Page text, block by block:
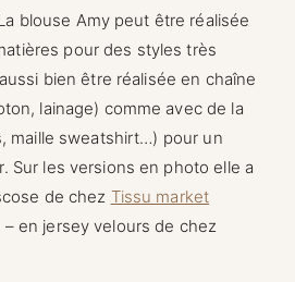
blouse Amy peut être réalisée
pour des styles très
bien être réalisée en chaîne
lainage) comme avec de la
maille sweatshirt…) pour un
Sur les versions en photo elle a
de chez Tissu market
en jersey velours de chez